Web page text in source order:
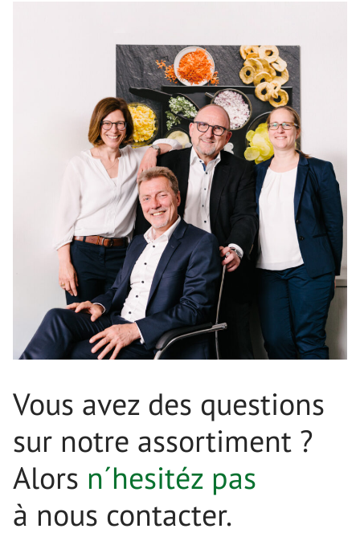
Vous avez des questions
sur notre assortiment ?
Alors n´hesitéz pas
à nous contacter.